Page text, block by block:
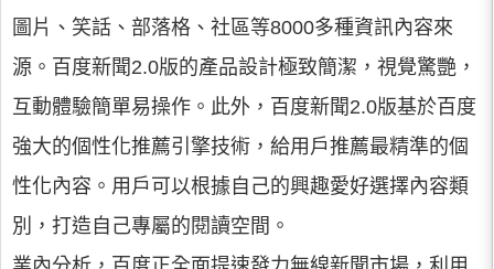
圖片、笑話、部落格、社區等8000多種資訊內容來
源。百度新聞2.0版的產品設計極致簡潔，視覺驚艷，
互動體驗簡單易操作。此外，百度新聞2.0版基於百度
強大的個性化推薦引擎技術，給用戶推薦最精準的個
性化內容。用戶可以根據自己的興趣愛好選擇內容類
別，打造自己專屬的閱讀空間。